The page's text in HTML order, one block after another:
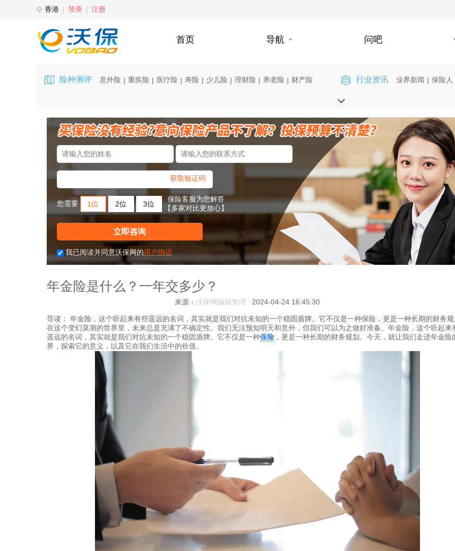
香港 登录 注册
首页 导航 问吧
险种测评 意外险 | 重疾险 | 医疗险 | 寿险 | 少儿险 | 理财险 | 养老险 | 财产险 行业资讯 业界新闻 | 保险人
获取验证码
您需要 1位 2位 3位
保险客服为您解答
【多家对比更放心】
立即咨询
我已阅读并同意沃保网的用户协议
年金险是什么？一年交多少？
来源： 沃保网编辑整理 2024-04-24 16:45:30
导读：
年金险，这个听起来有些遥远的名词，其实就是我们对抗未知的一个稳固盾牌。它不仅是一种保险，更是一种长期的财务规
在这个变幻莫测的世界里，未来总是充满了不确定性。我们无法预知明天和意外，但我们可以为之做好准备。年金险，这个听起来
遥远的名词，其实就是我们对抗未知的一个稳固盾牌。它不仅是一种保险，更是一种长期的财务规划。今天，就让我们走进年金险
界，探索它的意义，以及它在我们生活中的价值。